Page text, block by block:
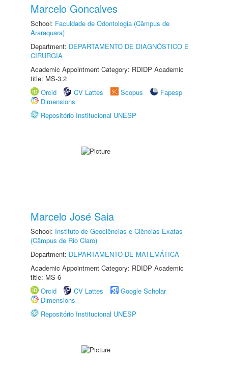
Marcelo Goncalves
School: Faculdade de Odontologia (Câmpus de
Araraquara)
Department: DEPARTAMENTO DE DIAGNÓSTICO E
CIRURGIA
Academic Appointment Category: RDIDP Academic
title: MS-3.2
Orcid
CV Lattes Scopus
Fapesp
Dimensions
Repositório Institucional UNESP
Marcelo José Saia
School: Instituto de Geociências e Ciências Exatas
(Câmpus de Rio Claro)
Department: DEPARTAMENTO DE MATEMÁTICA
Academic Appointment Category: RDIDP Academic
title: MS-6
Orcid
CV Lattes
Google Scholar
Dimensions
Repositório Institucional UNESP